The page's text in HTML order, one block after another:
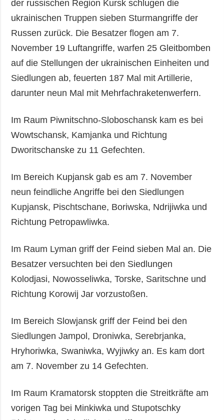
der russischen Region Kursk schlugen die
ukrainischen Truppen sieben Sturmangriffe der
Russen zurück. Die Besatzer flogen am 7.
November 19 Luftangriffe, warfen 25 Gleitbomben
auf die Stellungen der ukrainischen Einheiten und
Siedlungen ab, feuerten 187 Mal mit Artillerie,
darunter neun Mal mit Mehrfachraketenwerfern.
Im Raum Piwnitschno-Sloboschansk kam es bei
Wowtschansk, Kamjanka und Richtung
Dworitschanske zu 11 Gefechten.
Im Bereich Kupjansk gab es am 7. November
neun feindliche Angriffe bei den Siedlungen
Kupjansk, Pischtschane, Boriwska, Ndrijiwka und
Richtung Petropawliwka.
Im Raum Lyman griff der Feind sieben Mal an. Die
Besatzer versuchten bei den Siedlungen
Kolodjasi, Nowosseliwka, Torske, Saritschne und
Richtung Korowij Jar vorzustoßen.
Im Bereich Slowjansk griff der Feind bei den
Siedlungen Jampol, Droniwka, Serebrjanka,
Hryhoriwka, Swaniwka, Wyjiwky an. Es kam dort
am 7. November zu 14 Gefechten.
Im Raum Kramatorsk stoppten die Streitkräfte am
vorigen Tag bei Minkiwka und Stupotschky